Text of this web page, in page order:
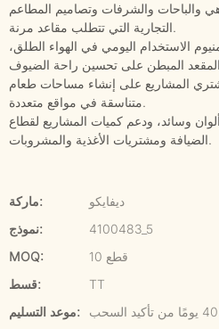
والباحات والشرفات وتصاميم المطاعم
التجارية التي تتطلب مقاعد مرنة.
الاستخدام اليومي في الهواء الطلق،
المشاريع على إنشاء مساحات طعام
متناسقة في مواقع متعددة.
وسائد، ودعم كميات المشاريع لقطاع
الضيافة ومشتريات الأغذية والمشروبات.
ماركة:
ديفايكو
نموذج:
4100483_5
MOQ:
10 قطع
قسط:
TT
موعد التسليم: